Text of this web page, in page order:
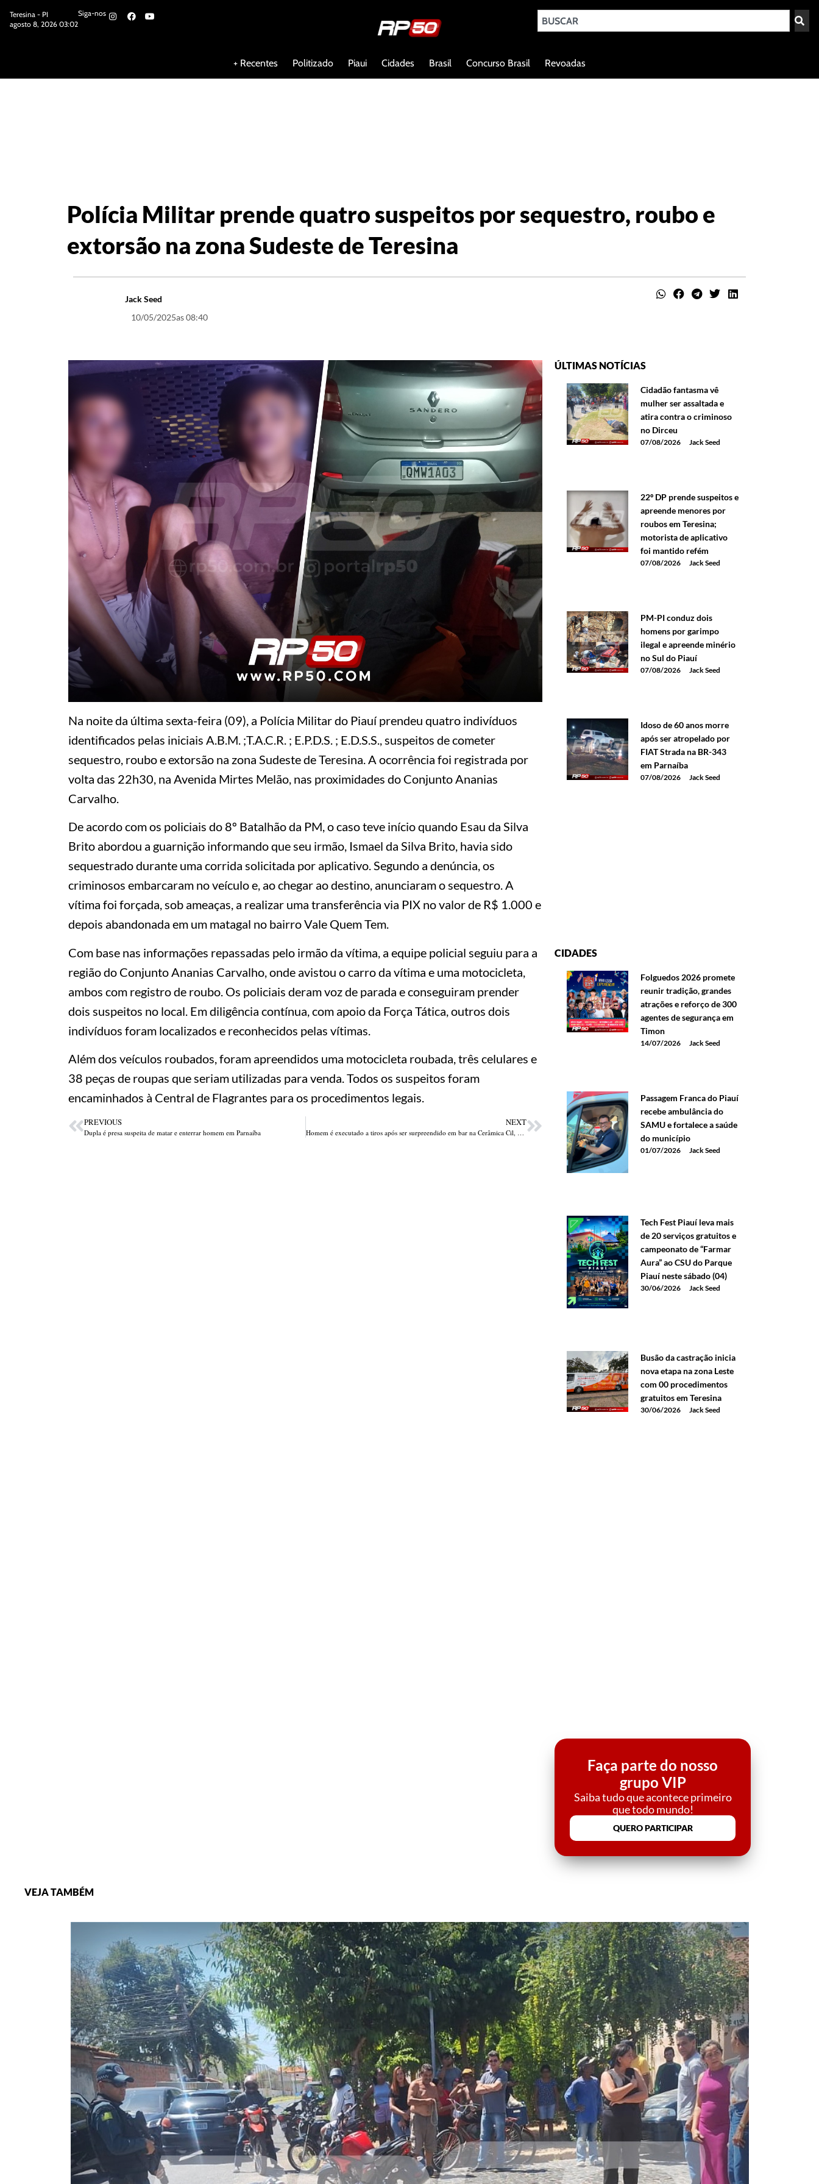
Teresina - PI
agosto 8, 2026 03:02
Siga-nos
+ Recentes Politizado Piaui Cidades Brasil Concurso Brasil Revoadas
Polícia Militar prende quatro suspeitos por sequestro, roubo e
extorsão na zona Sudeste de Teresina
Jack Seed
10/05/2025as 08:40
Na noite da última sexta-feira (09), a Polícia Militar do Piauí prendeu quatro indivíduos
identificados pelas iniciais A.B.M. ;T.A.C.R. ; E.P.D.S. ; E.D.S.S., suspeitos de cometer
sequestro, roubo e extorsão na zona Sudeste de Teresina. A ocorrência foi registrada por
volta das 22h30, na Avenida Mirtes Melão, nas proximidades do Conjunto Ananias
Carvalho.
De acordo com os policiais do 8º Batalhão da PM, o caso teve início quando Esau da Silva
Brito abordou a guarnição informando que seu irmão, Ismael da Silva Brito, havia sido
sequestrado durante uma corrida solicitada por aplicativo. Segundo a denúncia, os
criminosos embarcaram no veículo e, ao chegar ao destino, anunciaram o sequestro. A
vítima foi forçada, sob ameaças, a realizar uma transferência via PIX no valor de R$ 1.000 e
depois abandonada em um matagal no bairro Vale Quem Tem.
Com base nas informações repassadas pelo irmão da vítima, a equipe policial seguiu para a
região do Conjunto Ananias Carvalho, onde avistou o carro da vítima e uma motocicleta,
ambos com registro de roubo. Os policiais deram voz de parada e conseguiram prender
dois suspeitos no local. Em diligência contínua, com apoio da Força Tática, outros dois
indivíduos foram localizados e reconhecidos pelas vítimas.
Além dos veículos roubados, foram apreendidos uma motocicleta roubada, três celulares e
38 peças de roupas que seriam utilizadas para venda. Todos os suspeitos foram
encaminhados à Central de Flagrantes para os procedimentos legais.
PREVIOUS
Dupla é presa suspeita de matar e enterrar homem em Parnaíba
NEXT
Homem é executado a tiros após ser surpreendido em bar na Cerâmica Cil, zona Sul de Teresina
ÚLTIMAS NOTÍCIAS
Cidadão fantasma vê
mulher ser assaltada e
atira contra o criminoso
no Dirceu
07/08/2026 Jack Seed
22º DP prende suspeitos e
apreende menores por
roubos em Teresina;
motorista de aplicativo
foi mantido refém
07/08/2026 Jack Seed
PM-PI conduz dois
homens por garimpo
ilegal e apreende minério
no Sul do Piauí
07/08/2026 Jack Seed
Idoso de 60 anos morre
após ser atropelado por
FIAT Strada na BR-343
em Parnaíba
07/08/2026 Jack Seed
CIDADES
Folguedos 2026 promete
reunir tradição, grandes
atrações e reforço de 300
agentes de segurança em
Timon
14/07/2026 Jack Seed
Passagem Franca do Piauí
recebe ambulância do
SAMU e fortalece a saúde
do município
01/07/2026 Jack Seed
Tech Fest Piauí leva mais
de 20 serviços gratuitos e
campeonato de “Farmar
Aura” ao CSU do Parque
Piauí neste sábado (04)
30/06/2026 Jack Seed
Busão da castração inicia
nova etapa na zona Leste
com 00 procedimentos
gratuitos em Teresina
30/06/2026 Jack Seed
Faça parte do nosso
grupo VIP
Saiba tudo que acontece primeiro
que todo mundo!
QUERO PARTICIPAR
VEJA TAMBÉM